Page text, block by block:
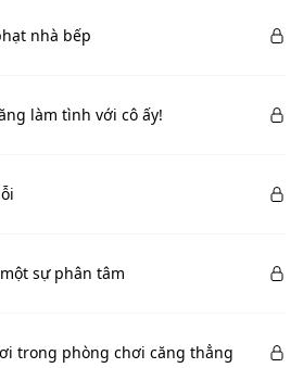
nhà bếp
làm tình với cô ấy!
sự phân tâm
trong phòng chơi căng thẳng